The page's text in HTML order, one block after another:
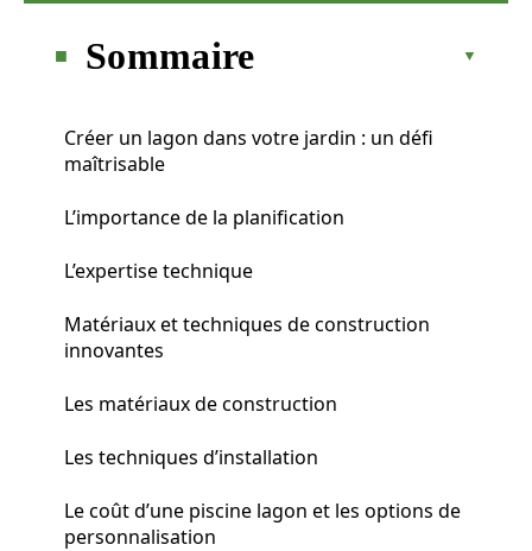
Sommaire
Créer un lagon dans votre jardin : un défi
maîtrisable
L’importance de la planification
L’expertise technique
Matériaux et techniques de construction
innovantes
Les matériaux de construction
Les techniques d’installation
Le coût d’une piscine lagon et les options de
personnalisation